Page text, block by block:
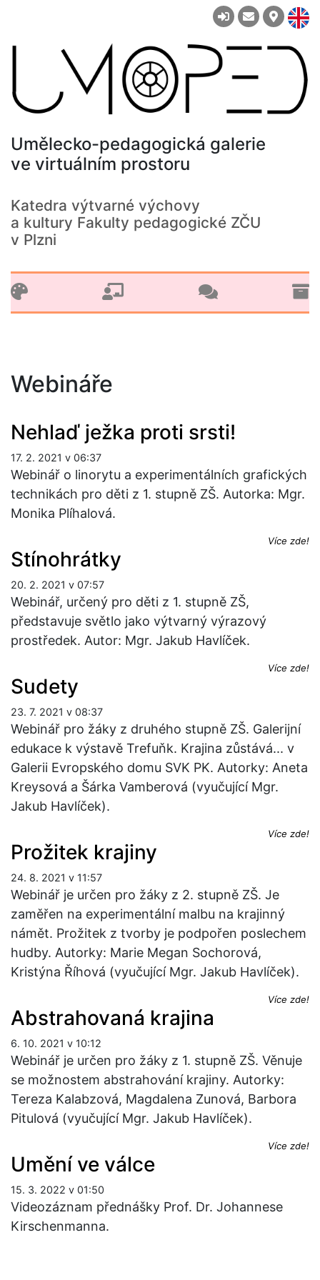
Umělecko-pedagogická galerie
ve virtuálním prostoru
Katedra výtvarné výchovy
a kultury Fakulty pedagogické ZČU
v Plzni
Webináře
Nehlaď ježka proti srsti!
17. 2. 2021 v 06:37
Webinář o linorytu a experimentálních grafických
technikách pro děti z 1. stupně ZŠ. Autorka: Mgr.
Monika Plíhalová.
Více zde!
Stínohrátky
20. 2. 2021 v 07:57
Webinář, určený pro děti z 1. stupně ZŠ,
představuje světlo jako výtvarný výrazový
prostředek. Autor: Mgr. Jakub Havlíček.
Více zde!
Sudety
23. 7. 2021 v 08:37
Webinář pro žáky z druhého stupně ZŠ. Galerijní
edukace k výstavě Trefuňk. Krajina zůstává... v
Galerii Evropského domu SVK PK. Autorky: Aneta
Kreysová a Šárka Vamberová (vyučující Mgr.
Jakub Havlíček).
Více zde!
Prožitek krajiny
24. 8. 2021 v 11:57
Webinář je určen pro žáky z 2. stupně ZŠ. Je
zaměřen na experimentální malbu na krajinný
námět. Prožitek z tvorby je podpořen poslechem
hudby. Autorky: Marie Megan Sochorová,
Kristýna Říhová (vyučující Mgr. Jakub Havlíček).
Více zde!
Abstrahovaná krajina
6. 10. 2021 v 10:12
Webinář je určen pro žáky z 1. stupně ZŠ. Věnuje
se možnostem abstrahování krajiny. Autorky:
Tereza Kalabzová, Magdalena Zunová, Barbora
Pitulová (vyučující Mgr. Jakub Havlíček).
Více zde!
Umění ve válce
15. 3. 2022 v 01:50
Videozáznam přednášky Prof. Dr. Johannese
Kirschenmanna.